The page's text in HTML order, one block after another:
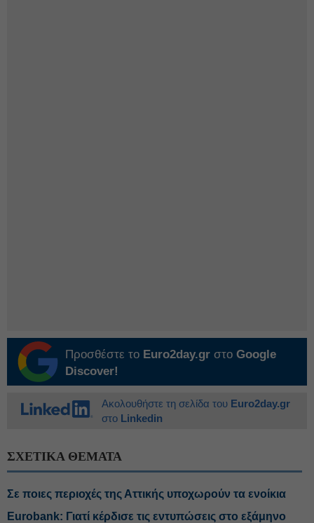
Προσθέστε το Euro2day.gr στο Google
Discover!
Ακολουθήστε τη σελίδα του Euro2day.gr
στο Linkedin
ΣΧΕΤΙΚΑ ΘΕΜΑΤΑ
Σε ποιες περιοχές της Αττικής υποχωρούν τα ενοίκια
Eurobank: Γιατί κέρδισε τις εντυπώσεις στο εξάμηνο